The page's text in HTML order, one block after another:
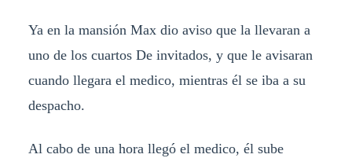
Ya en la mansión Max dio aviso que la llevaran a
uno de los cuartos De invitados, y que le avisaran
cuando llegara el medico, mientras él se iba a su
despacho.
Al cabo de una hora llegó el medico, él sube